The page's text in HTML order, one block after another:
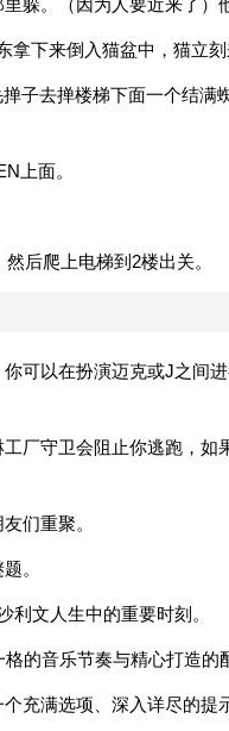
躲。（因为人要近来了）
拿下来倒入猫盆中，猫立
子去掸楼梯下面一个结满
上面。
后爬上电梯到2楼出关。
可以在扮演迈克或J之间
厂守卫会阻止你逃跑，如
们重聚。
。
利文人生中的重要时刻。
的音乐节奏与精心打造的
充满选项、深入详尽的